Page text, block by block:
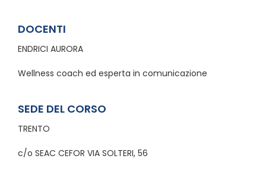
DOCENTI
ENDRICI AURORA
Wellness coach ed esperta in comunicazione
SEDE DEL CORSO
TRENTO
c/o SEAC CEFOR VIA SOLTERI, 56